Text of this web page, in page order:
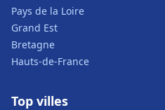
Pays de la Loire
Grand Est
Bretagne
Hauts-de-France
Top villes